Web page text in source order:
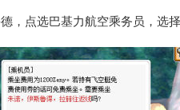
，点选巴基力航空乘务员，选